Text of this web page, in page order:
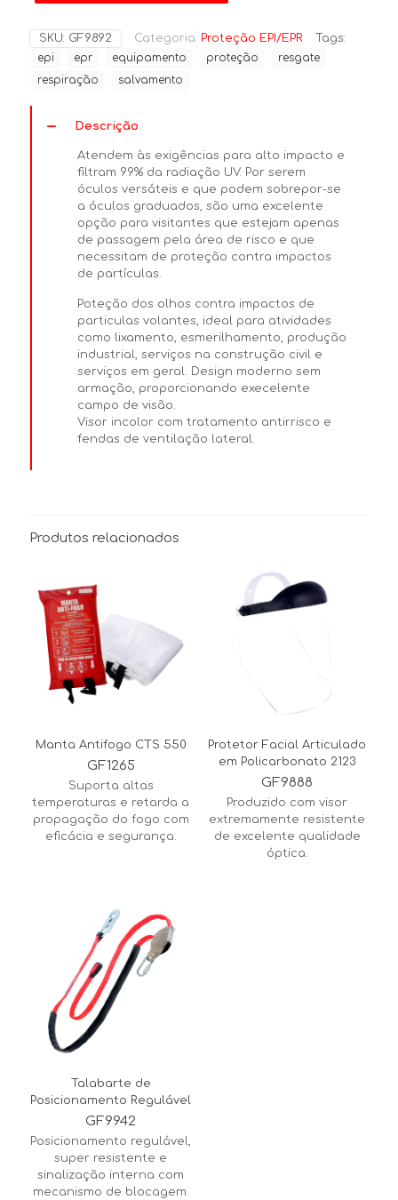
SKU: GF9892 Categoria: Proteção EPI/EPR Tags:
epi epr equipamento proteção
resgate
respiração
salvamento
Descrição
Atendem às exigências para alto impacto e
filtram 99% da radiação UV. Por serem
óculos versáteis e que podem sobrepor-se
a óculos graduados, são uma excelente
opção para visitantes que estejam apenas
de passagem pela área de risco e que
necessitam de proteção contra impactos
de partículas.
Poteção dos olhos contra impactos de
particulas volantes, ideal para atividades
como lixamento, esmerilhamento, produção
industrial, serviços na construção civil e
serviços em geral. Design moderno sem
armação, proporcionando execelente
campo de visão.
Visor incolor com tratamento antirrisco e
fendas de ventilação lateral.
Produtos relacionados
Manta Antifogo CTS 550
GF1265
Suporta altas
temperaturas e retarda a
propagação do fogo com
eficácia e segurança.
Protetor Facial Articulado
em Policarbonato 2123
GF9888
Produzido com visor
extremamente resistente
de excelente qualidade
óptica.
Talabarte de
Posicionamento Regulável
GF9942
Posicionamento regulável,
super resistente e
sinalização interna com
mecanismo de blocagem.